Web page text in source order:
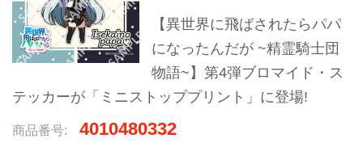
【異世界に飛ばされたらパパ
になったんだが ~精霊騎士団
物語~】第4弾ブロマイド・ス
テッカーが「ミニストッププリント」に登場!
商品番号: 4010480332